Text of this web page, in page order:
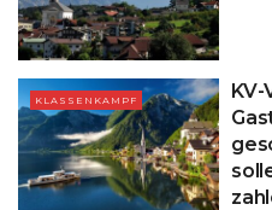
KLASSENKAMPF
KV-